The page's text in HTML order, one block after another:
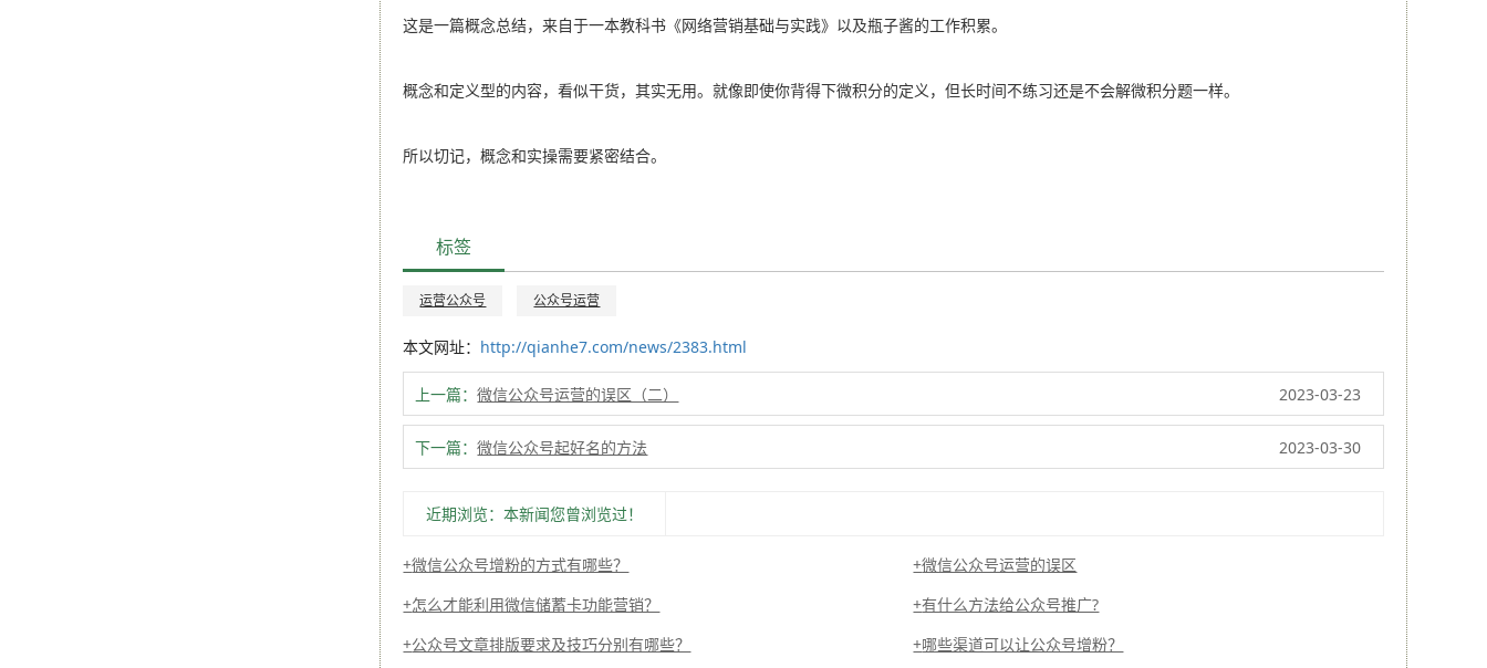
这是一篇概念总结，来自于一本教科书《网络营销基础与实践》以及瓶子酱的工作积累。
概念和定义型的内容，看似干货，其实无用。就像即使你背得下微积分的定义，但长时间不练习还是不会解微积分题一样。
所以切记，概念和实操需要紧密结合。
标签
运营公众号 公众号运营
本文网址： http://qianhe7.com/news/2383.html
上一篇：微信公众号运营的误区（二） 2023-03-23
下一篇：微信公众号起好名的方法 2023-03-30
近期浏览：本新闻您曾浏览过！
微信公众号增粉的方式有哪些？
微信公众号运营的误区
怎么才能利用微信储蓄卡功能营销？
有什么方法给公众号推广?
公众号文章排版要求及技巧分别有哪些？
哪些渠道可以让公众号增粉？